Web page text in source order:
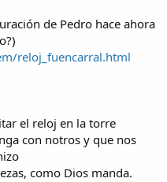
de Pedro hace ahora
reloj_fuencarral.html
el reloj en la torre
con notros y que nos
como Dios manda.